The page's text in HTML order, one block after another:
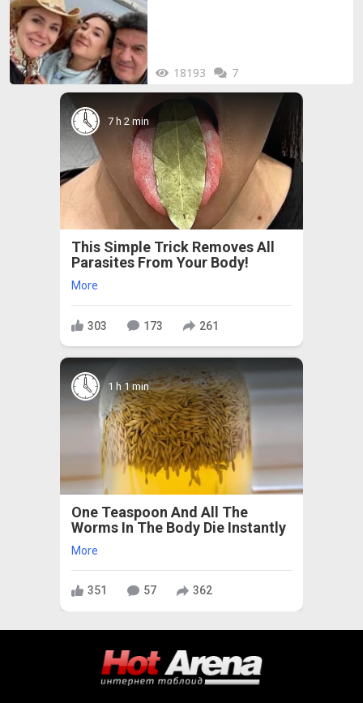
18193 7
7 h 2 min
This Simple Trick Removes All
Parasites From Your Body!
More
303 173 261
1 h 1 min
One Teaspoon And All The
Worms In The Body Die Instantly
More
351 57 362